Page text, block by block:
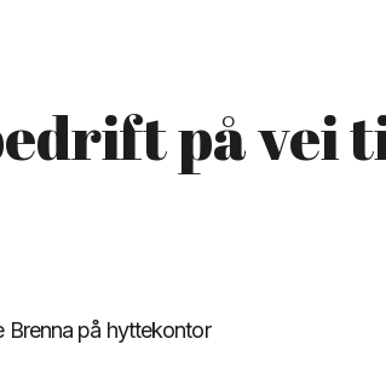
på vei